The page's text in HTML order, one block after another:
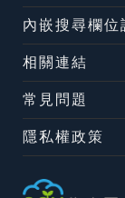
內嵌搜尋欄位
相關連結
常見問題
隱私權政策